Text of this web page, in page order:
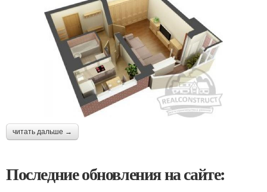
читать дальше →
Последние обновления на сайте: